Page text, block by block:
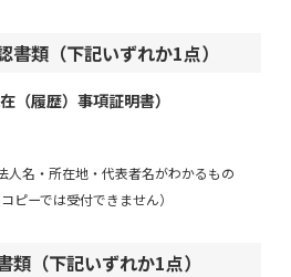
書類（下記いずれか1点）
（履歴）事項証明書）
人名・所在地・代表者名がわかるもの
ピーでは受付できません）
類（下記いずれか1点）